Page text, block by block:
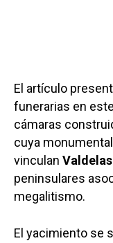
El artículo
funerarias en
cámaras
cuya
vinculan
peninsulares
megalitismo.
El yacimiento se